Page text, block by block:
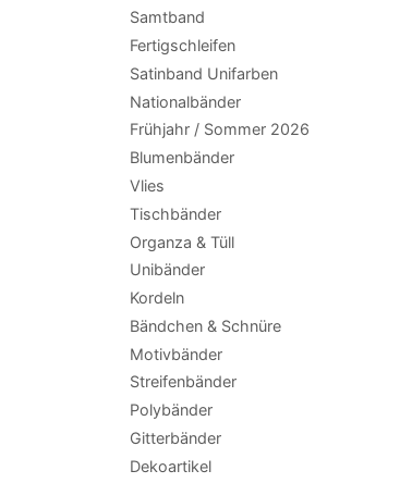
Samtband
Fertigschleifen
Satinband Unifarben
Nationalbänder
Frühjahr / Sommer 2026
Blumenbänder
Vlies
Tischbänder
Organza & Tüll
Unibänder
Kordeln
Bändchen & Schnüre
Motivbänder
Streifenbänder
Polybänder
Gitterbänder
Dekoartikel